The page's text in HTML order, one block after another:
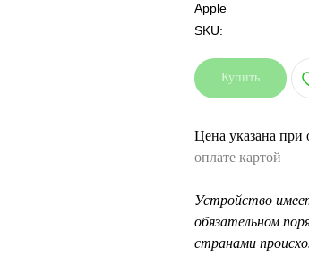
Apple
SKU:
Купить
Цена указана
оплате картой
Устройство
обязательном
странами